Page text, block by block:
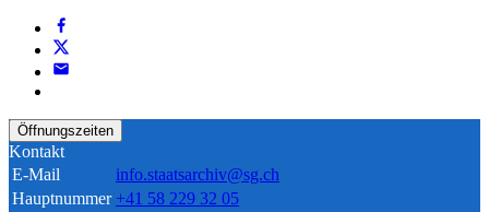
Öffnungszeiten
Kontakt
E-Mail
info.staatsarchiv@sg.ch
Hauptnummer +41 58 229 32 05